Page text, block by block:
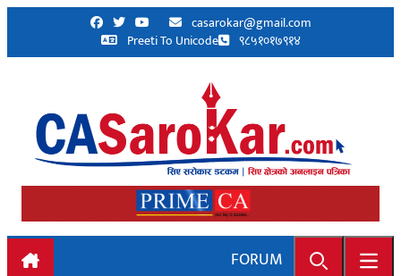
Skip to content
casarokar@gmail.com
Preeti To Unicode
९८५१०१७९१४
FORUM Search